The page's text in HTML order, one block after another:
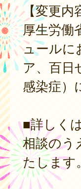
【変更内
厚生労働
ュールに
ア、百日
感染症）
■詳しく
相談のう
たします。